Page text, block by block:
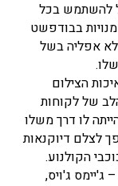
להשתמש בכל
בבודפשט
אפליה בשל
הצילום
של לקוחות
לו דרך משלו
לצלם דיוקנאות
הקולנוע.
ג'יימס ג'ויס,